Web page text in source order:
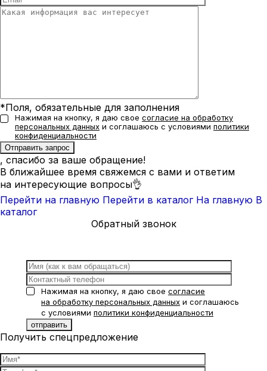
*Поля, обязательные для заполнения
Нажимая на кнопку, я даю свое согласие на обработку
персональных данных и соглашаюсь с условиями политики
конфиденциальности
, спасибо за ваше обращение!
В ближайшее время свяжемся с вами и ответим
на интересующие вопросы👌
Перейти на главную Перейти в каталог На главную В
каталог
Обратный звонок
Нажимая на кнопку, я даю свое согласие
на обработку персональных данных и соглашаюсь
с условиями политики конфиденциальности
Получить спецпредложение